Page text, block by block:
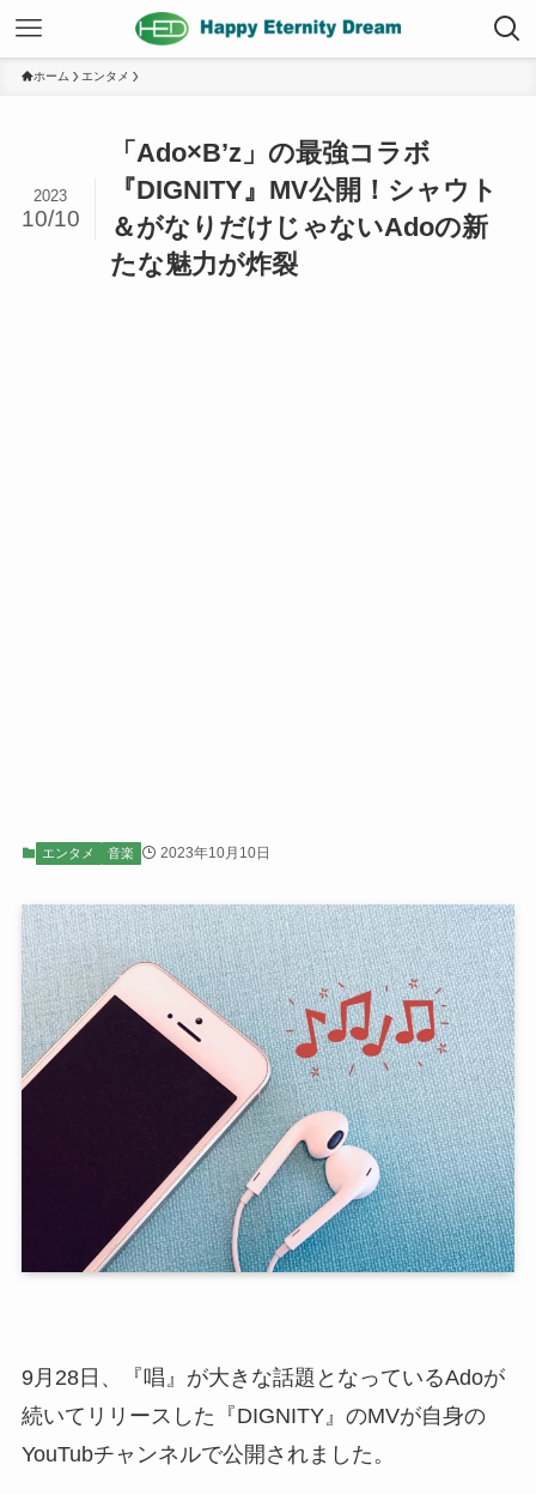
ホーム エンタメ
「Ado×B’z」の最強コラボ
『DIGNITY』MV公開！シャウト
＆がなりだけじゃないAdoの新
たな魅力が炸裂
2023
10/10
エンタメ 音楽 2023年10月10日
9月28日、『唱』が大きな話題となっているAdoが
続いてリリースした『DIGNITY』のMVが自身の
YouTubチャンネルで公開されました。